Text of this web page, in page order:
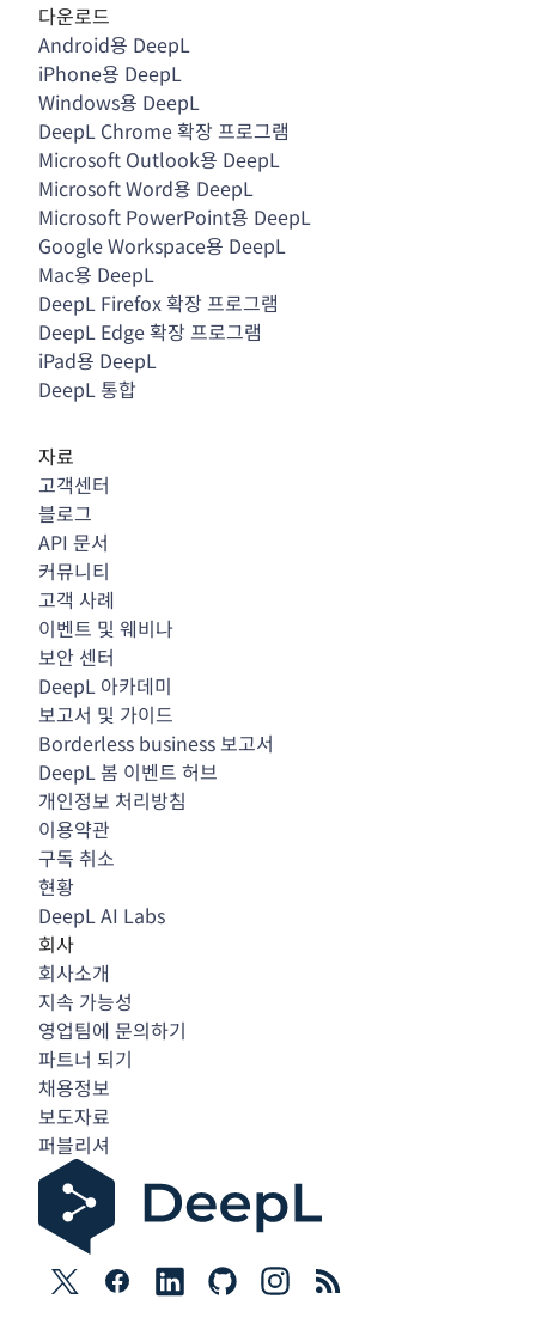
다운로드
Android용 DeepL
iPhone용 DeepL
Windows용 DeepL
DeepL Chrome 확장 프로그램
Microsoft Outlook용 DeepL
Microsoft Word용 DeepL
Microsoft PowerPoint용 DeepL
Google Workspace용 DeepL
Mac용 DeepL
DeepL Firefox 확장 프로그램
DeepL Edge 확장 프로그램
iPad용 DeepL
DeepL 통합
자료
고객센터
블로그
API 문서
커뮤니티
고객 사례
이벤트 및 웨비나
보안 센터
DeepL 아카데미
보고서 및 가이드
Borderless business 보고서
DeepL 봄 이벤트 허브
개인정보 처리방침
이용약관
구독 취소
현황
DeepL AI Labs
회사
회사소개
지속 가능성
영업팀에 문의하기
파트너 되기
채용정보
보도자료
퍼블리셔